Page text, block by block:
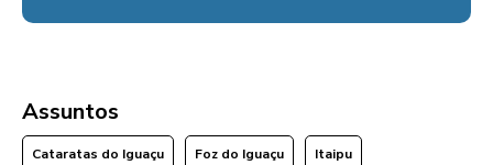
Assuntos
Cataratas do Iguaçu Foz do Iguaçu Itaipu